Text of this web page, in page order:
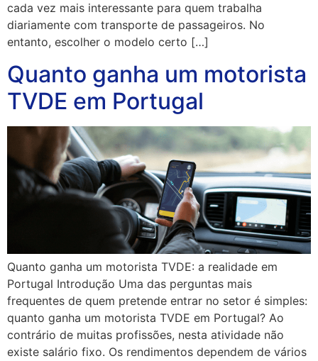
cada vez mais interessante para quem trabalha
diariamente com transporte de passageiros. No
entanto, escolher o modelo certo […]
Quanto ganha um motorista
TVDE em Portugal
Quanto ganha um motorista TVDE: a realidade em
Portugal Introdução Uma das perguntas mais
frequentes de quem pretende entrar no setor é simples:
quanto ganha um motorista TVDE em Portugal? Ao
contrário de muitas profissões, nesta atividade não
existe salário fixo. Os rendimentos dependem de vários